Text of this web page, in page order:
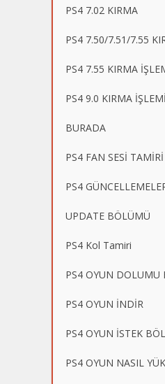
PS4 7.02 KIRMA
PS4 7.50/7.51/7.55
PS4 7.55 KIRMA
PS4 9.0 KIRMA
BURADA
PS4 FAN SESİ
PS4
UPDATE BÖLÜMÜ
PS4 Kol Tamiri
PS4 OYUN DOLUMU
PS4 OYUN İNDİR
PS4 OYUN İSTEK
PS4 OYUN NASIL